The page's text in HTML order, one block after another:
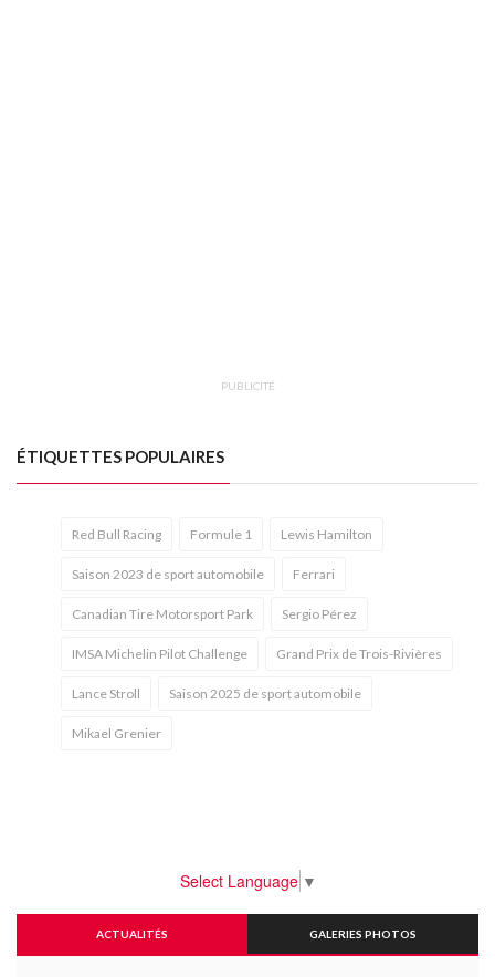
PUBLICITÉ
ÉTIQUETTES POPULAIRES
Red Bull Racing Formule 1 Lewis Hamilton
Saison 2023 de sport automobile Ferrari
Canadian Tire Motorsport Park Sergio Pérez
IMSA Michelin Pilot Challenge Grand Prix de Trois-Rivières
Lance Stroll Saison 2025 de sport automobile
Mikael Grenier
Select Language ▼
ACTUALITÉS GALERIES PHOTOS